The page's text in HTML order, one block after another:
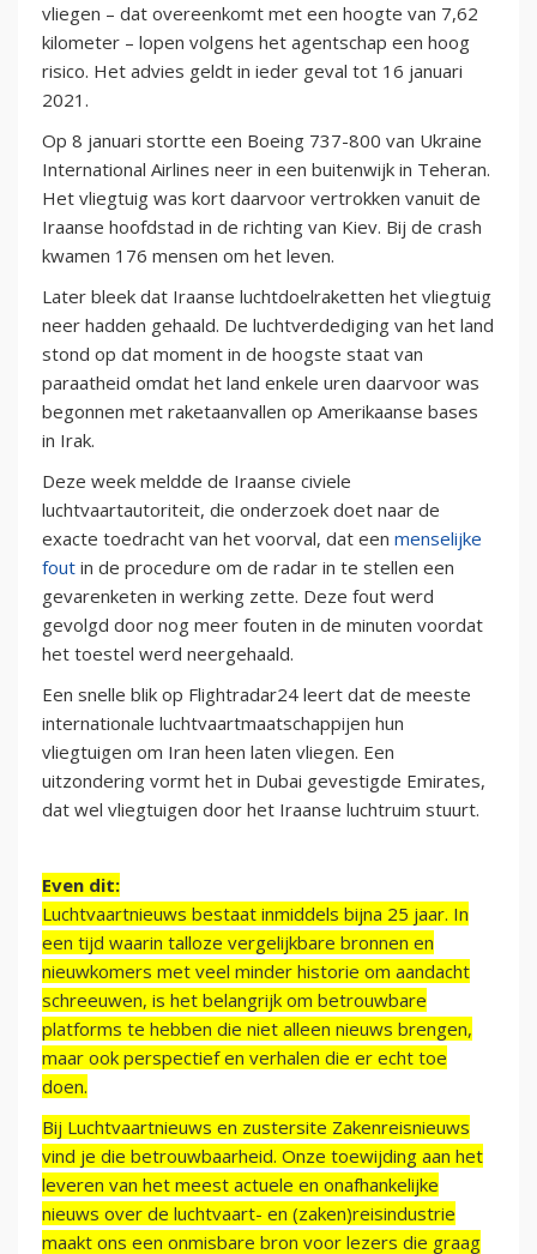
vliegen – dat overeenkomt met een hoogte van 7,62
kilometer – lopen volgens het agentschap een hoog
risico. Het advies geldt in ieder geval tot 16 januari
2021.
Op 8 januari stortte een Boeing 737-800 van Ukraine
International Airlines neer in een buitenwijk in Teheran.
Het vliegtuig was kort daarvoor vertrokken vanuit de
Iraanse hoofdstad in de richting van Kiev. Bij de crash
kwamen 176 mensen om het leven.
Later bleek dat Iraanse luchtdoelraketten het vliegtuig
neer hadden gehaald. De luchtverdediging van het land
stond op dat moment in de hoogste staat van
paraatheid omdat het land enkele uren daarvoor was
begonnen met raketaanvallen op Amerikaanse bases
in Irak.
Deze week meldde de Iraanse civiele
luchtvaartautoriteit, die onderzoek doet naar de
exacte toedracht van het voorval, dat een menselijke
fout in de procedure om de radar in te stellen een
gevarenketen in werking zette. Deze fout werd
gevolgd door nog meer fouten in de minuten voordat
het toestel werd neergehaald.
Een snelle blik op Flightradar24 leert dat de meeste
internationale luchtvaartmaatschappijen hun
vliegtuigen om Iran heen laten vliegen. Een
uitzondering vormt het in Dubai gevestigde Emirates,
dat wel vliegtuigen door het Iraanse luchtruim stuurt.
Even dit:
Luchtvaartnieuws bestaat inmiddels bijna 25 jaar. In
een tijd waarin talloze vergelijkbare bronnen en
nieuwkomers met veel minder historie om aandacht
schreeuwen, is het belangrijk om betrouwbare
platforms te hebben die niet alleen nieuws brengen,
maar ook perspectief en verhalen die er echt toe
doen.
Bij Luchtvaartnieuws en zustersite Zakenreisnieuws
vind je die betrouwbaarheid. Onze toewijding aan het
leveren van het meest actuele en onafhankelijke
nieuws over de luchtvaart- en (zaken)reisindustrie
maakt ons een onmisbare bron voor lezers die graag